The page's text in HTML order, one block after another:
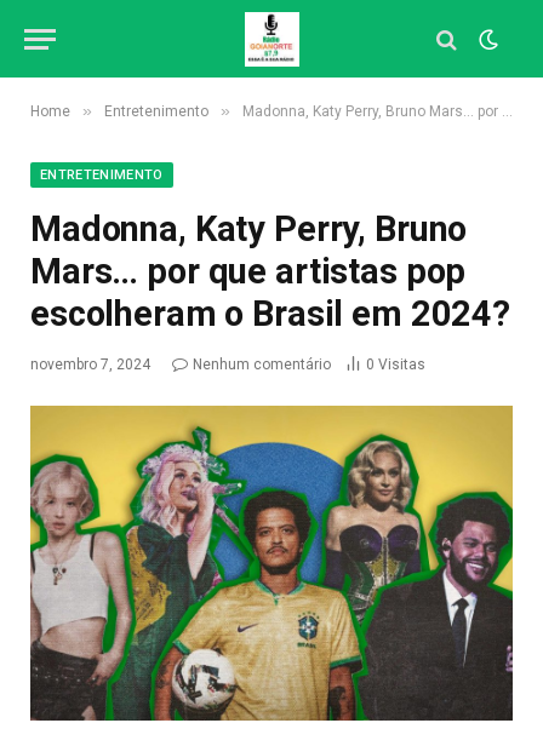
Home » Entretenimento » Madonna, Katy Perry, Bruno Mars… por que artistas pop escolheram o Brasil em 2024?
ENTRETENIMENTO
Madonna, Katy Perry, Bruno
Mars… por que artistas pop
escolheram o Brasil em 2024?
novembro 7, 2024 Nenhum comentário 0 Visitas